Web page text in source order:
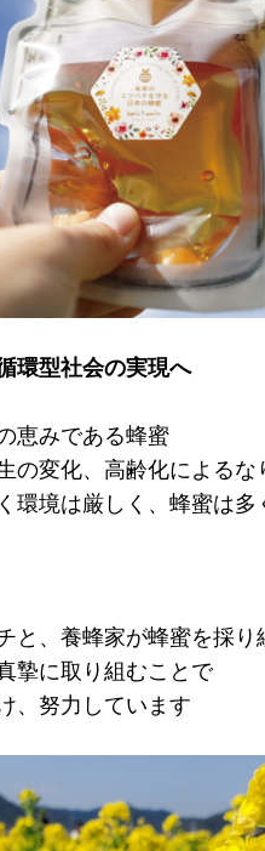
環型社会の実現へ
恵みである蜂蜜
の変化、高齢化によるな
環境は厳しく、蜂蜜は
と、養蜂家が蜂蜜を採り
摯に取り組むことで
、努力しています